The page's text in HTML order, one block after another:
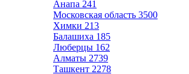
Анапа 241
Московская область 3500
Химки 213
Балашиха 185
Люберцы 162
Алматы 2739
Ташкент 2278